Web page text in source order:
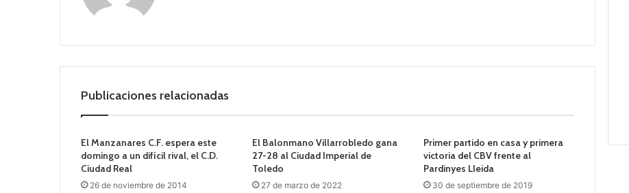
Publicaciones relacionadas
El Manzanares C.F. espera este
domingo a un difícil rival, el C.D.
Ciudad Real
26 de noviembre de 2014
El Balonmano Villarrobledo gana
27-28 al Ciudad Imperial de
Toledo
27 de marzo de 2022
Primer partido en casa y primera
victoria del CBV frente al
Pardinyes Lleida
30 de septiembre de 2019